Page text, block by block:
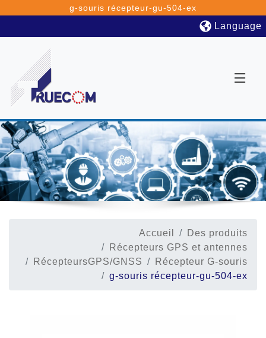
g-souris récepteur-gu-504-ex
Language
Accueil
Des produits
Récepteurs GPS et antennes
RécepteursGPS/GNSS
Récepteur G-souris
g-souris récepteur-gu-504-ex